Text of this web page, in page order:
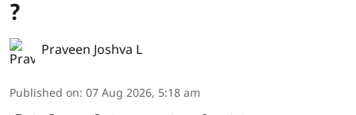
?
Praveen Joshva L
Published on: 07 Aug 2026, 5:18 am